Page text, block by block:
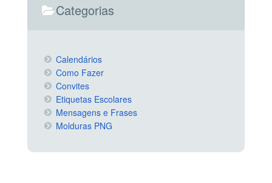
Categorias
Calendários
Como Fazer
Convites
Etiquetas Escolares
Mensagens e Frases
Molduras PNG